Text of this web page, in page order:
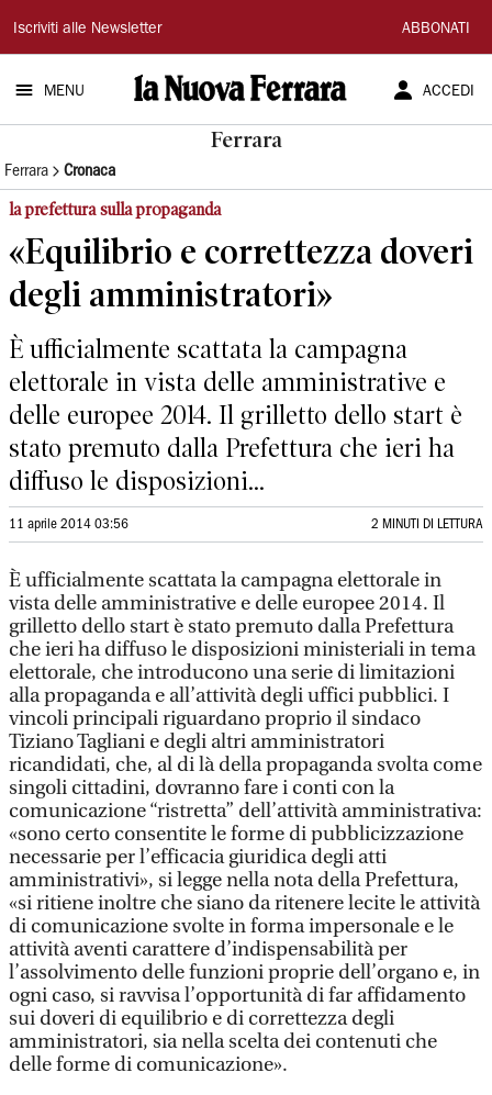
La
Nuova
Ferrara
Iscriviti alle Newsletter ABBONATI
MENU ACCEDI
Ferrara
Ferrara Cronaca
la prefettura sulla propaganda
«Equilibrio e correttezza doveri
degli amministratori»
È ufficialmente scattata la campagna
elettorale in vista delle amministrative e
delle europee 2014. Il grilletto dello start è
stato premuto dalla Prefettura che ieri ha
diffuso le disposizioni...
11 aprile 2014 03:56 2 MINUTI DI LETTURA
È ufficialmente scattata la campagna elettorale in
vista delle amministrative e delle europee 2014. Il
grilletto dello start è stato premuto dalla Prefettura
che ieri ha diffuso le disposizioni ministeriali in tema
elettorale, che introducono una serie di limitazioni
alla propaganda e all’attività degli uffici pubblici. I
vincoli principali riguardano proprio il sindaco
Tiziano Tagliani e degli altri amministratori
ricandidati, che, al di là della propaganda svolta come
singoli cittadini, dovranno fare i conti con la
comunicazione “ristretta” dell’attività amministrativa:
«sono certo consentite le forme di pubblicizzazione
necessarie per l’efficacia giuridica degli atti
amministrativi», si legge nella nota della Prefettura,
«si ritiene inoltre che siano da ritenere lecite le attività
di comunicazione svolte in forma impersonale e le
attività aventi carattere d’indispensabilità per
l’assolvimento delle funzioni proprie dell’organo e, in
ogni caso, si ravvisa l’opportunità di far affidamento
sui doveri di equilibrio e di correttezza degli
amministratori, sia nella scelta dei contenuti che
delle forme di comunicazione».